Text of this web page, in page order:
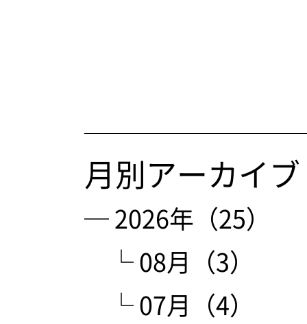
月別アーカイブ
─ 2026年（25）
└ 08月（3）
└ 07月（4）